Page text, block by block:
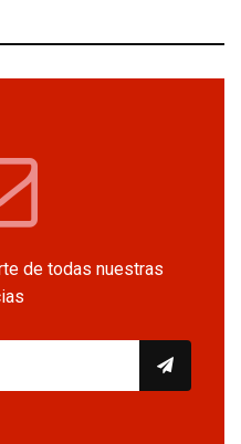
de todas nuestras